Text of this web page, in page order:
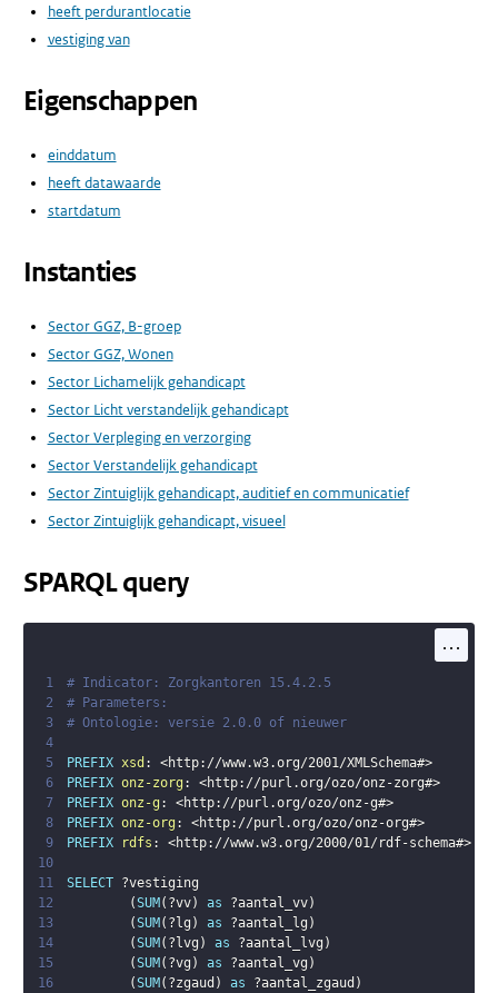
heeft perdurantlocatie
vestiging van
Eigenschappen
einddatum
heeft datawaarde
startdatum
Instanties
Sector GGZ, B-groep
Sector GGZ, Wonen
Sector Lichamelijk gehandicapt
Sector Licht verstandelijk gehandicapt
Sector Verpleging en verzorging
Sector Verstandelijk gehandicapt
Sector Zintuiglijk gehandicapt, auditief en communicatief
Sector Zintuiglijk gehandicapt, visueel
SPARQL query
...
1
# Indicator: Zorgkantoren 15.4.2.5
2
# Parameters:
3
# Ontologie: versie 2.0.0 of nieuwer
4
5
PREFIX xsd : <http://www.w3.org/2001/XMLSchema#>
6
PREFIX onz-zorg : <http://purl.org/ozo/onz-zorg#>
7
PREFIX onz-g : <http://purl.org/ozo/onz-g#>
8
PREFIX onz-org : <http://purl.org/ozo/onz-org#>
9
PREFIX rdfs : <http://www.w3.org/2000/01/rdf-schema#>
10
11
SELECT ?vestiging
12
(SUM ( ?vv) as ?aantal_vv)
13
(SUM ( ?lg ) as ?aantal_lg )
14
(SUM ( ?lvg ) as ?aantal_lvg )
15
(SUM ( ?vg ) as ?aantal_vg )
16
(SUM ( ?zgaud ) as ?aantal_zgaud )